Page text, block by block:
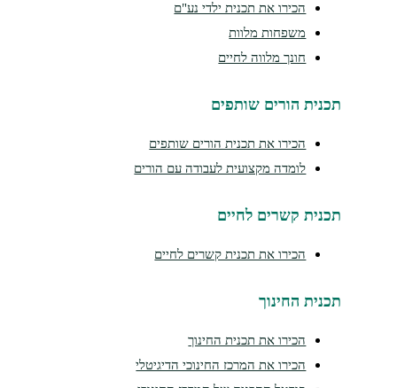
הכירו את תכנית ילדי נע"ם
משפחות מלוות
חונך מלווה לחיים
הורים שותפים
הכירו את תכנית הורים שותפים
לומדה מקצועית לעבודה עם הורים
קשרים לחיים
הכירו את תכנית קשרים לחיים
החינוך
הכירו את תכנית החינוך
הכירו את המרכז החינוכי הדיגיטלי